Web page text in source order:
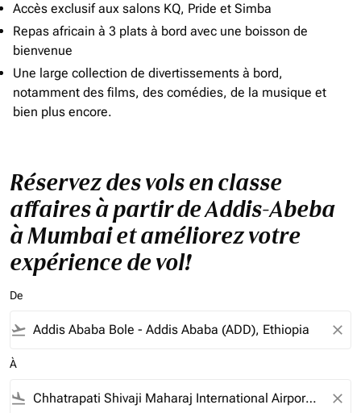
Accès exclusif aux salons KQ, Pride et Simba
Repas africain à 3 plats à bord avec une boisson de
bienvenue
Une large collection de divertissements à bord,
notamment des films, des comédies, de la musique et
bien plus encore.
Réservez des vols en classe
affaires à partir de Addis-Abeba
à Mumbai et améliorez votre
expérience de vol!
De
flight_takeoff close
À
flight_land close